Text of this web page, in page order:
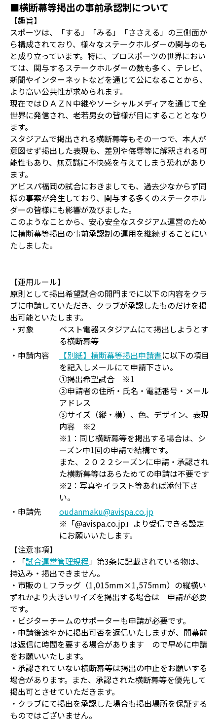
■横断幕等掲出の事前承認制について
【趣旨】
スポーツは、「する」「みる」「ささえる」の三側面か
ら構成されており、様々なステークホルダーの関与のも
と成り立っています。特に、プロスポーツの世界におい
ては、関与するステークホルダーの数も多く、テレビ、
新聞やインターネットなどを通じて公になることから、
より高い公共性が求められます。
現在ではＤＡＺＮ中継やソーシャルメディアを通じて全
世界に発信され、老若男女の皆様が目にすることとなり
ます。
スタジアムで掲出される横断幕等もその一つで、本人が
意図せず掲出した表現も、差別や侮辱等に解釈される可
能性もあり、無意識に不快感を与えてしまう恐れがあり
ます。
アビスパ福岡の試合におきましても、過去少なからず同
様の事案が発生しており、関与する多くのステークホル
ダーの皆様にも影響が及びました。
このようなことから、安心安全なスタジアム運営のため
に横断幕等掲出の事前承認制の運用を継続することにい
たしました。
【運用ルール】
原則として掲出希望試合の開門までに以下の内容をクラ
ブに申請していただき、クラブが承認したものだけを掲
出可能といたします。
・対象
ベスト電器スタジアムにて掲出しようとす
る横断幕等
・申請内容
【別紙】横断幕等掲出申請書に以下の項目
を記入しメールにて申請下さい。
①掲出希望試合 ※1
②申請者の住所・氏名・電話番号・メール
アドレス
③サイズ（縦・横）、色、デザイン、表現
内容 ※2
※1：同じ横断幕等を掲出する場合は、シ
ーズン中1回の申請で結構です。
また、２０２２シーズンに申請・承認され
た横断幕等はあらためての申請は不要です
※2：写真やイラスト等あれば添付下さ
い。
・申請先
oudanmaku@avispa.co.jp
※「@avispa.co.jp」より受信できる設定
にお願いいたします。
【注意事項】
・「試合運営管理規程」第3条に記載されている物は、
持込み・掲出できません。
・市販のＬフラッグ（1,015mm×1,575mm）の縦横い
ずれかより大きいサイズを掲出する場合は 申請が必要
です。
・ビジターチームのサポーターも申請が必要です。
・申請後速やかに掲出可否を返信いたしますが、開幕前
は返信に時間を要する場合があります ので早めに申請
をお願いいたします。
・承認されていない横断幕等は掲出の中止をお願いする
場合があります。また、承認された横断幕等を優先して
掲出可とさせていただきます。
・クラブにて掲出を承認した場合も掲出場所を保証する
ものではございません。